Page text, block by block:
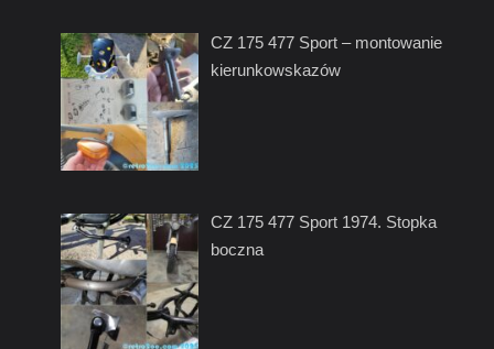
CZ 175 477 Sport – montowanie
kierunkowskazów
CZ 175 477 Sport 1974. Stopka
boczna